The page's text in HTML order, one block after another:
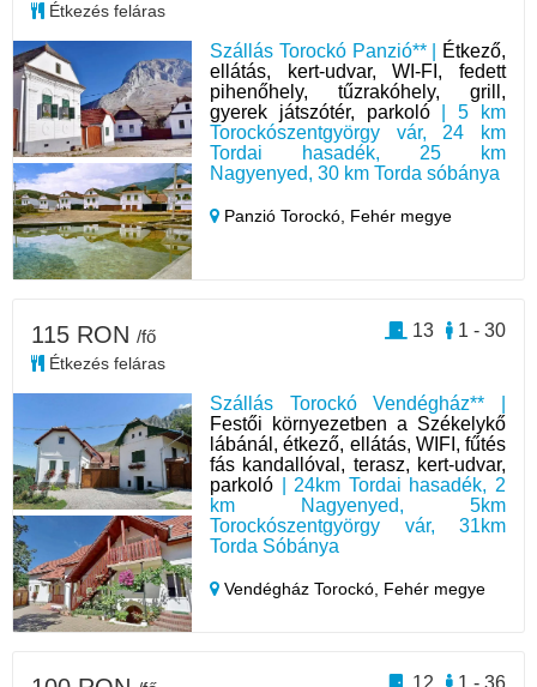
Szállás Torockó Panzió** |
Étkező,
ellátás, kert-udvar, WI-FI, fedett
pihenőhely, tűzrakóhely, grill,
gyerek játszótér, parkoló| 5 km
Torockószentgyörgy vár, 24 km
Tordai hasadék, 25 km
Nagyenyed, 30 km Torda sóbánya
Panzió Torockó, Fehér megye
Étkezés feláras
Szállás Torockó Vendégház** |
Festői környezetben a Székelykő
lábánál, étkező, ellátás, WIFI, fűtés
fás kandallóval, terasz, kert-udvar,
parkoló | 24km Tordai hasadék, 2
km Nagyenyed, 5km
Torockószentgyörgy vár, 31km
Torda Sóbánya
Vendégház Torockó, Fehér megye
115 RON /fő
Étkezés feláras
1 - 30
13
1 - 36
12